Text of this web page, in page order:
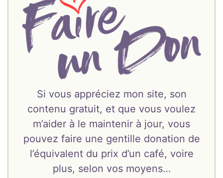
Si vous appréciez mon site, son
contenu gratuit, et que vous voulez
m’aider à le maintenir à jour, vous
pouvez faire une gentille donation de
l’équivalent du prix d’un café, voire
plus, selon vos moyens…